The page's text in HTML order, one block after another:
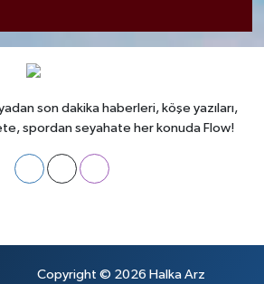
son dakika haberleri, köşe yazıları,
spordan seyahate her konuda Flow!
Copyright © 2026 Halka Arz